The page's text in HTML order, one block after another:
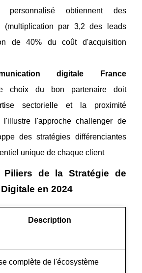
personnalisé obtiennent des
(multiplication par 3,2 des leads
de 40% du coût d'acquisition
digitale France
choix du bon partenaire doit
sectorielle et la proximité
l'illustre l'approche challenger de
des stratégies différenciantes
unique de chaque client
Piliers de la Stratégie de
en 2024
Description
complète de l'écosystème